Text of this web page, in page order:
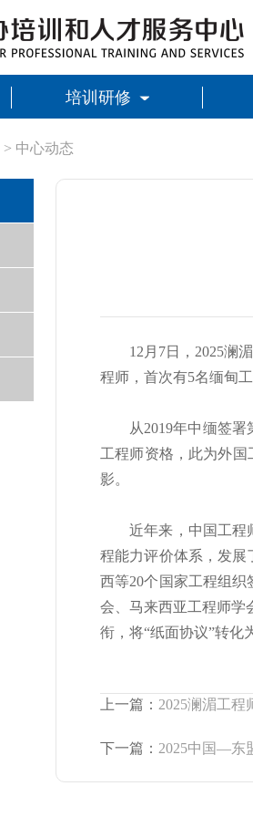
培训研修
> 中心动态
12月7日，2025澜
程师，首次有5名缅甸
从2019年中缅签
工程师资格，此为外
影。
近年来，中国工程
程能力评价体系，发展
西等20个国家工程组
会、马来西亚工程师学
衔，将“纸面协议”转化
上一篇： 2025澜湄工程
下一篇： 2025中国—东